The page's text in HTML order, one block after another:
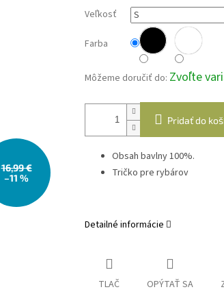
16,99 €
–11 %
Veľkosť
Farba
Môžeme doručiť do: Zvoľte
Pridať do
Obsah bavlny 100%.
Tričko pre rybárov
Detailné informácie
TLAČ OPÝTAŤ SA